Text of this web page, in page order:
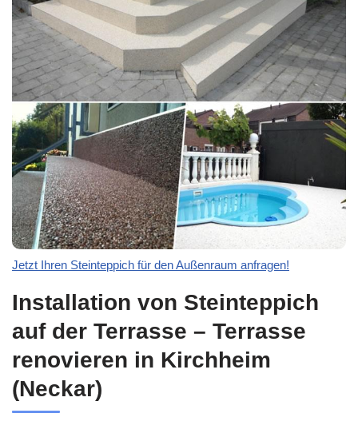
Jetzt Ihren Steinteppich für den Außenraum anfragen!
Installation von Steinteppich
auf der Terrasse – Terrasse
renovieren in Kirchheim
(Neckar)